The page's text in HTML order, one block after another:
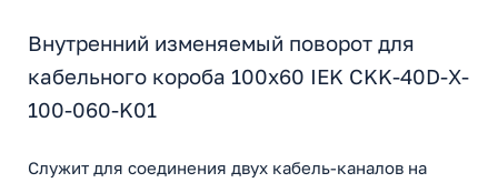
Внутренний изменяемый поворот для
кабельного короба 100x60 IEK CKK-40D-X-
100-060-K01
Служит для соединения двух кабель-каналов на